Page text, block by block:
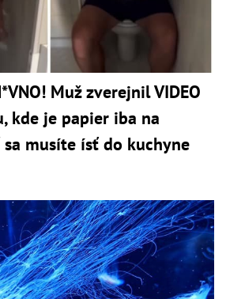
Muž zverejnil VIDEO
kde je papier iba na
sa musíte ísť do kuchyne